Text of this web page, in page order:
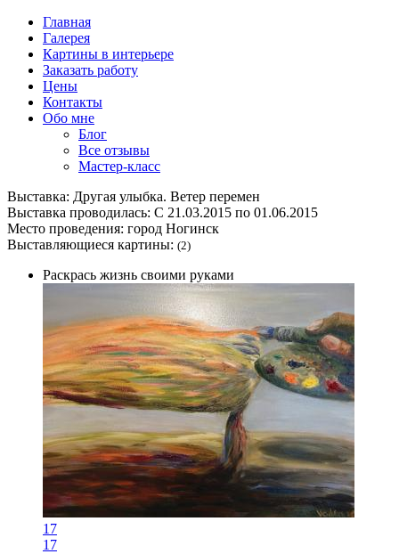
Перейти к основному содержанию
Главная
Галерея
Картины в интерьере
Заказать работу
Цены
Контакты
Обо мне
Блог
Все отзывы
Мастер-класс
Выставка: Другая улыбка. Ветер перемен
Выставка проводилась: C 21.03.2015 по 01.06.2015
Место проведения: город Ногинск
Выставляющиеся картины: (2)
Раскрась жизнь своими руками
17
17